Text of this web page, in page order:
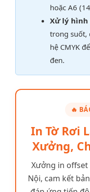
hoặc A6
Xử lý hình
trong suốt,
hệ CMYK
đen.
🔥
In Tờ Rơi
Xưởng,
Xưởng in
Nội, cam kết